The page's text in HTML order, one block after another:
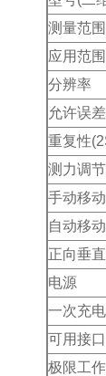
测量范
应用范围
分辨率
允许误差
重复性
测力调
手动移
自动移
正向垂
电源
一次充
可用接口
极限工